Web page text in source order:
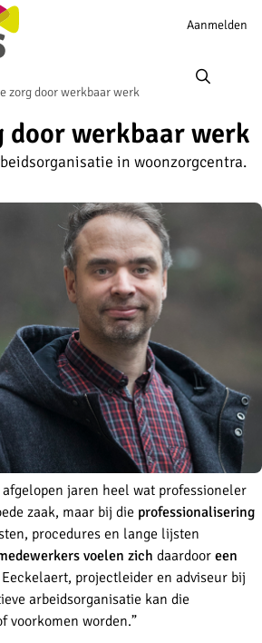
Account
Aanmelden
zorg door werkbaar werk
door werkbaar werk
in woonzorgcentra.
jaren heel wat professioneler
zaak, maar bij die professio­nalisering
procedures en lange lijsten
voelen zich daardoor een
projectleider en adviseur bij
arbeidsorganisatie kan die
voorkomen worden.”